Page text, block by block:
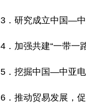
3．研究成立中国—中
4．加强共建“一带一
5．挖掘中国—中亚电
6．推动贸易发展，